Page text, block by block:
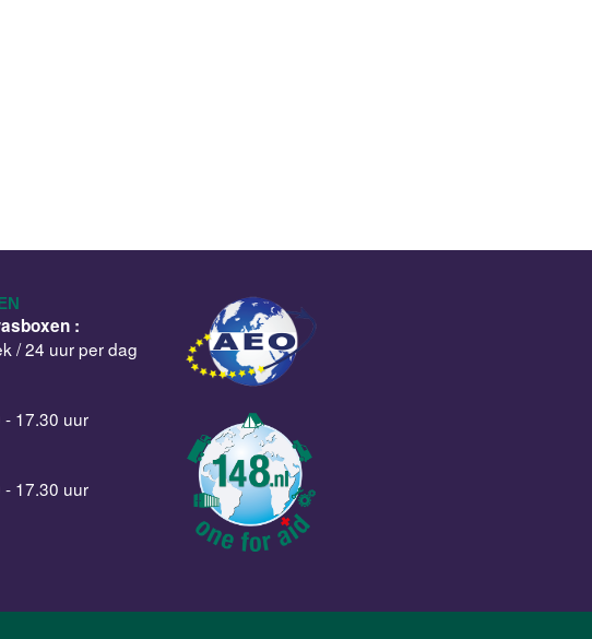
:
/ 24 uur per dag
- 17.30 uur
- 17.30 uur